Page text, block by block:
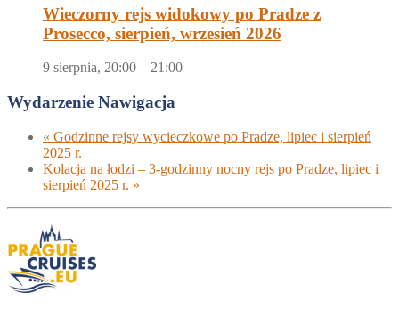
Wieczorny rejs widokowy po Pradze z
Prosecco, sierpień, wrzesień 2026
9 sierpnia, 20:00 – 21:00
Wydarzenie Nawigacja
« Godzinne rejsy wycieczkowe po Pradze, lipiec i sierpień
2025 r.
Kolacja na łodzi – 3-godzinny nocny rejs po Pradze, lipiec i
sierpień 2025 r. »